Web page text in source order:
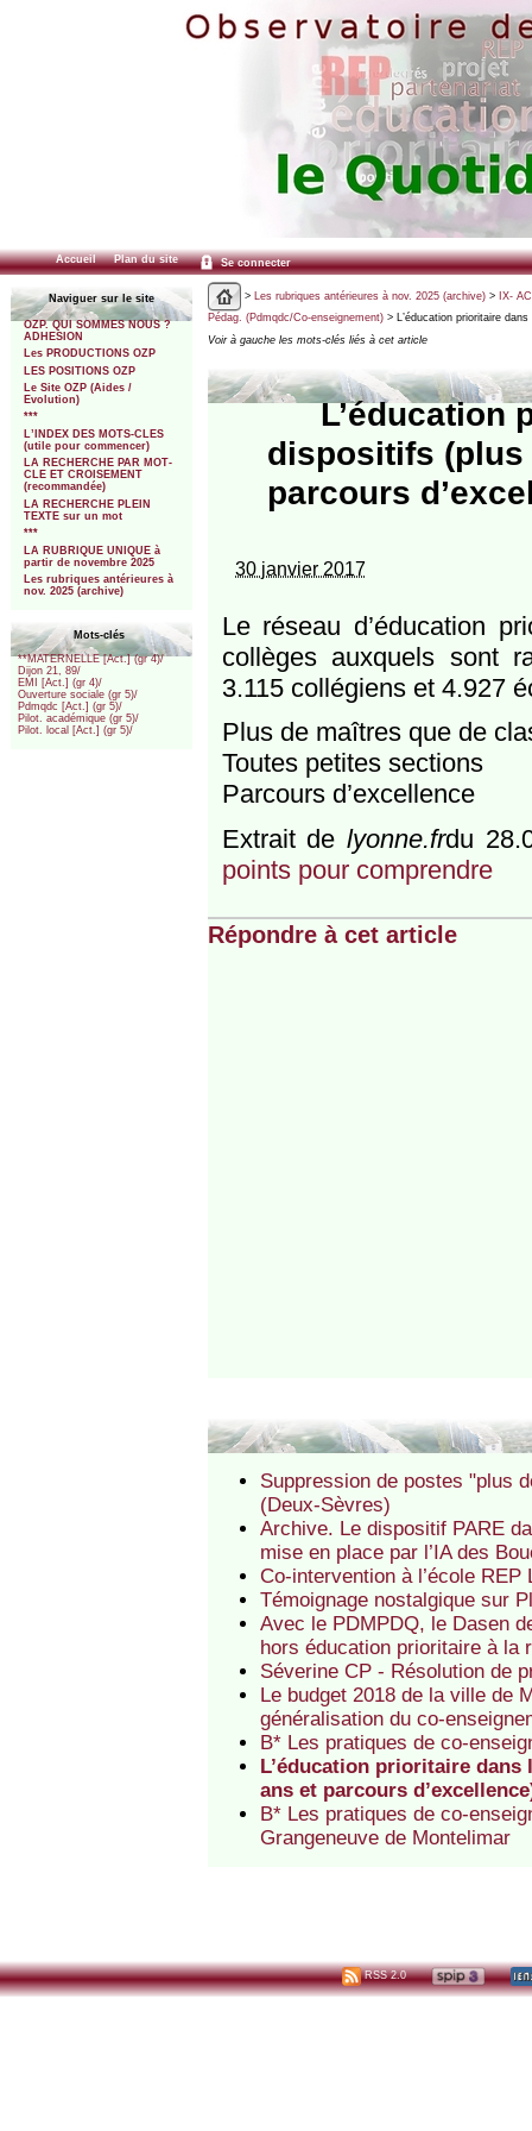
Accueil Plan du site Se connecter
Naviguer sur le site
OZP. QUI SOMMES NOUS ?
ADHESION
Les PRODUCTIONS OZP
LES POSITIONS OZP
Le Site OZP (Aides /
Evolution)
***
L’INDEX DES MOTS-CLES
(utile pour commencer)
LA RECHERCHE PAR MOT-
CLE ET CROISEMENT
(recommandée)
LA RECHERCHE PLEIN
TEXTE sur un mot
***
LA RUBRIQUE UNIQUE à
partir de novembre 2025
Les rubriques antérieures à
nov. 2025 (archive)
Mots-clés
**MATERNELLE [Act.] (gr 4)/
Dijon 21, 89/
EMI [Act.] (gr 4)/
Ouverture sociale (gr 5)/
Pdmqdc [Act.] (gr 5)/
Pilot. académique (gr 5)/
Pilot. local [Act.] (gr 5)/
> Les rubriques antérieures à nov. 2025 (archive)> IX-
Pédag. (Pdmqdc/Co-enseignement)> L’éducation prioritaire
Voir à gauche les mots-clés liés à cet article
L’éducation
dispositifs (plus
parcours
30 janvier 2017
Le réseau d’éducation
collèges auxquels sont
3.115 collégiens et 4.927
Plus de maîtres que de
Toutes petites sections
Parcours d’excellence
Extrait de lyonne.frdu
points pour comprendre
Répondre à cet article
Suppression de postes "plus
(Deux-Sèvres)
Archive. Le dispositif PARE
mise en place par l’IA des
Co-intervention à l’école
Témoignage nostalgique sur
Avec le PDMPDQ, le Dasen
hors éducation prioritaire à la
Séverine CP - Résolution de
Le budget 2018 de la ville de
généralisation du co-
B* Les pratiques de co-
L’éducation prioritaire
ans et parcours
B* Les pratiques de co-
Grangeneuve de Montelimar
RSS 2.0